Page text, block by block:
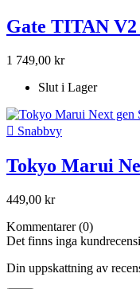
Gate TITAN
1 749,00 kr
Slut i Lager
 Snabbvy
Tokyo Marui
449,00 kr
Kommentarer (0)
Det finns inga
Din uppskattning av